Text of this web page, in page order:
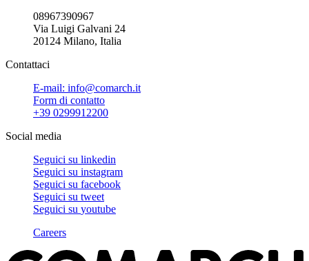
08967390967
Via Luigi Galvani 24
20124 Milano, Italia
Contattaci
E-mail: info@comarch.it
Form di contatto
+39 0299912200
Social media
Seguici su linkedin
Seguici su instagram
Seguici su facebook
Seguici su tweet
Seguici su youtube
Careers